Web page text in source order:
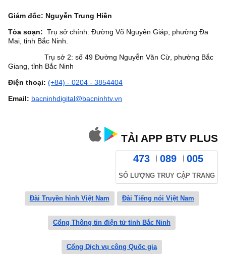
Giám đốc: Nguyễn Trung Hiền
Tòa soạn: Trụ sở chính: Đường Võ Nguyên Giáp, phường Đa
Mai, tỉnh Bắc Ninh.
Trụ sở 2: số 49 Đường Nguyễn Văn Cừ, phường Bắc
Giang, tỉnh Bắc Ninh
Điện thoại: (+84) - 0204 - 3854404
Email: bacninhdigital@bacninhtv.vn
TẢI APP BTV PLUS
473 089 005
SỐ LƯỢNG TRUY CẬP TRANG
Đài Truyền hình Việt Nam Đài Tiếng nói Việt Nam
Cổng Thông tin điện tử tỉnh Bắc Ninh
Cổng Dịch vụ công Quốc gia